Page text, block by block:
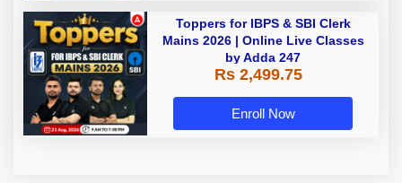
Toppers for IBPS & SBI Clerk
Mains 2026 | Online Live Classes
by Adda 247
Rs 2,499.75
Enroll Now